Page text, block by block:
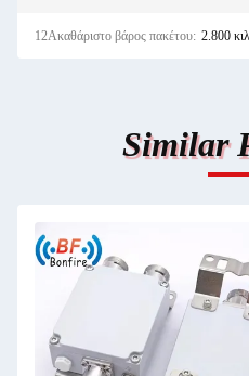
12Ακαθάριστο βάρος πακέτου: 2.800
Similar